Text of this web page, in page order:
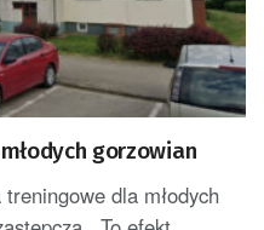
gorzowian
dla młodych